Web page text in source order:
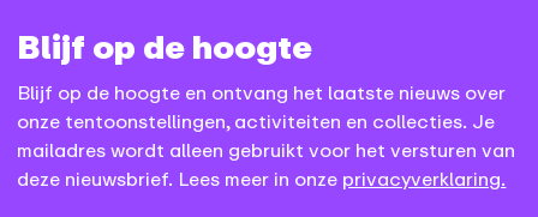
Blijf op de hoogte
Blijf op de hoogte en ontvang het laatste nieuws over
onze tentoonstellingen, activiteiten en collecties. Je
mailadres wordt alleen gebruikt voor het versturen van
deze nieuwsbrief. Lees meer in onze privacyverklaring.